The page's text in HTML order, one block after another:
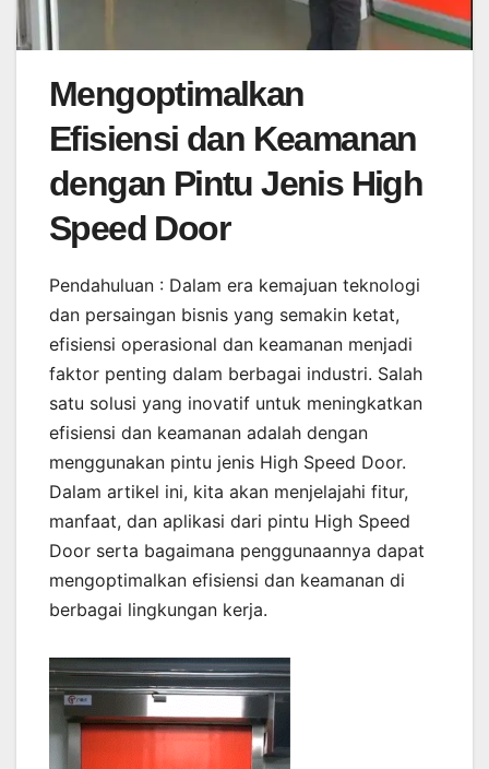
Mengoptimalkan
Efisiensi dan Keamanan
dengan Pintu Jenis High
Speed Door
Pendahuluan : Dalam era kemajuan teknologi
dan persaingan bisnis yang semakin ketat,
efisiensi operasional dan keamanan menjadi
faktor penting dalam berbagai industri. Salah
satu solusi yang inovatif untuk meningkatkan
efisiensi dan keamanan adalah dengan
menggunakan pintu jenis High Speed Door.
Dalam artikel ini, kita akan menjelajahi fitur,
manfaat, dan aplikasi dari pintu High Speed
Door serta bagaimana penggunaannya dapat
mengoptimalkan efisiensi dan keamanan di
berbagai lingkungan kerja.